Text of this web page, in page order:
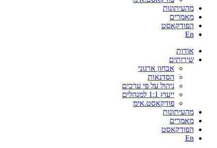
מהעיתונות
מאמרים
הפודקאסט
En
אודות
שירותים
אבחון ארגוני
הסדנאות
ניהול על פי ערכים
ייעוץ 1:1 למנהלים
פודקאסט.אימ
מהעיתונות
מאמרים
הפודקאסט
En